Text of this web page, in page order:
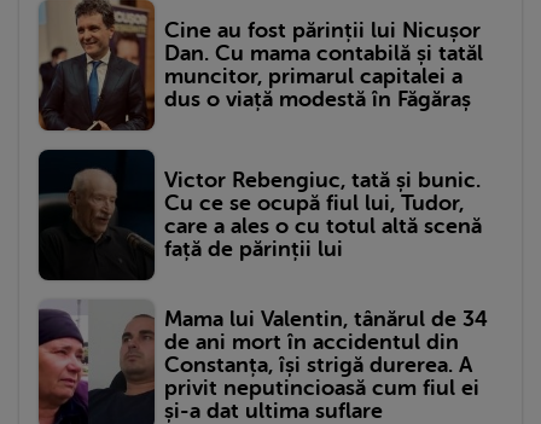
Cine au fost părinții lui Nicușor
Dan. Cu mama contabilă și tatăl
muncitor, primarul capitalei a
dus o viață modestă în Făgăraș
Victor Rebengiuc, tată și bunic.
Cu ce se ocupă fiul lui, Tudor,
care a ales o cu totul altă scenă
față de părinții lui
Mama lui Valentin, tânărul de 34
de ani mort în accidentul din
Constanța, își strigă durerea. A
privit neputincioasă cum fiul ei
și-a dat ultima suflare